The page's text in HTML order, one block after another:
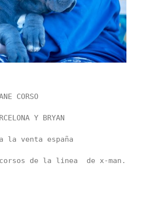
CORSO
Y BRYAN
la venta españa
de la linea  de x-man.